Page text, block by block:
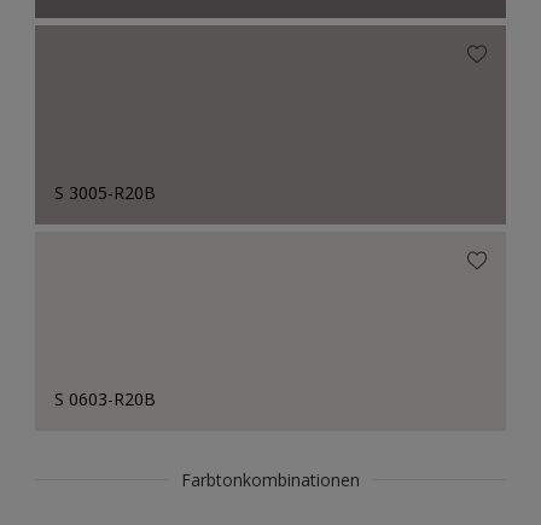
S 3005-R20B
S 0603-R20B
Farbtonkombinationen